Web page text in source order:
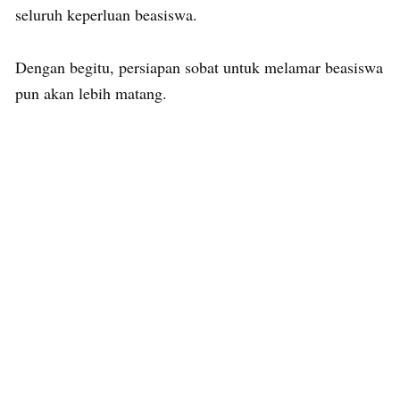
seluruh keperluan beasiswa.
Dengan begitu, persiapan sobat untuk melamar beasiswa
pun akan lebih matang.